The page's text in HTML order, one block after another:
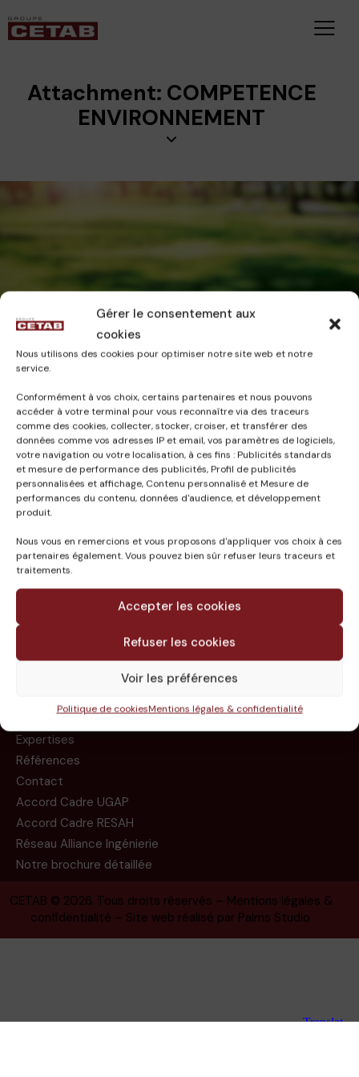
Gérer le consentement aux
cookies
Nous utilisons des cookies pour optimiser notre site web et notre
service.
Conformément à vos choix, certains partenaires et nous pouvons
accéder à votre terminal pour vous reconnaître via des traceurs
comme des cookies, collecter, stocker, croiser, et transférer des
données comme vos adresses IP et email, vos paramètres de logiciels,
votre navigation ou votre localisation, à ces fins : Publicités standards
et mesure de performance des publicités, Profil de publicités
personnalisées et affichage, Contenu personnalisé et Mesure de
performances du contenu, données d'audience, et développement
produit.
Nous vous en remercions et vous proposons d'appliquer vos choix à ces
partenaires également. Vous pouvez bien sûr refuser leurs traceurs et
traitements.
Accepter les cookies
Refuser les cookies
Voir les préférences
Politique de cookiesMentions légales & confidentialité
Attachment: COMPETENCE
ENVIRONNEMENT
15 juillet 2024 0 Comments
Published in
Environnement
Missions
Expertises
Références
Contact
Accord Cadre UGAP
Accord Cadre RESAH
Réseau Alliance Ingénierie
Notre brochure détaillée
CETAB © 2026. Tous droits réservés – Mentions légales &
confidentialité – Site web réalisé par Palms Studio